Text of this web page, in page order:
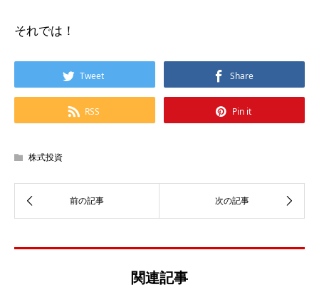
それでは！
Tweet Share
RSS Pin it
株式投資
関連記事